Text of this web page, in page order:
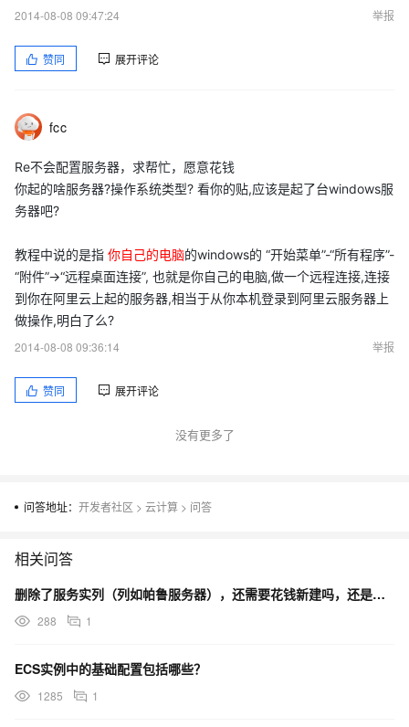
2014-08-08 09:47:24
举报
赞同 展开评论
fcc
Re不会配置服务器，求帮忙，愿意花钱
你起的啥服务器?操作系统类型? 看你的贴,应该是起了台windows服
务器吧?
教程中说的是指 你自己的电脑的windows的 “开始菜单”-“所有程序”-
“附件”->“远程桌面连接”, 也就是你自己的电脑,做一个远程连接,连接
到你在阿里云上起的服务器,相当于从你本机登录到阿里云服务器上
做操作,明白了么?
2014-08-08 09:36:14
举报
赞同 展开评论
没有更多了
问答地址： 开发者社区 > 云计算 > 问答
相关问答
删除了服务实列（列如帕鲁服务器），还需要花钱新建吗，还是说可以免费新建
288 1
ECS实例中的基础配置包括哪些？
1285 1